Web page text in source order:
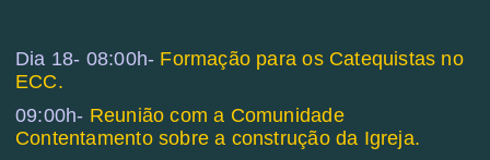
Dia 18- 08:00h- Formação para os Catequistas no
ECC.
09:00h- Reunião com a Comunidade
Contentamento sobre a construção da Igreja.